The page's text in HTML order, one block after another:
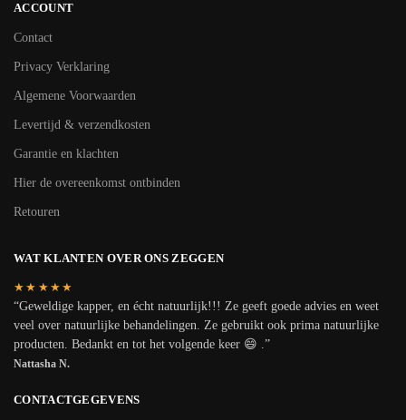
ACCOUNT
Contact
Privacy Verklaring
Algemene Voorwaarden
Levertijd & verzendkosten
Garantie en klachten
Hier de overeenkomst ontbinden
Retouren
WAT KLANTEN OVER ONS ZEGGEN
★★★★★
“Geweldige kapper, en écht natuurlijk!!! Ze geeft goede advies en weet
veel over natuurlijke behandelingen. Ze gebruikt ook prima natuurlijke
producten. Bedankt en tot het volgende keer 😄 .”
Nattasha N.
CONTACTGEGEVENS